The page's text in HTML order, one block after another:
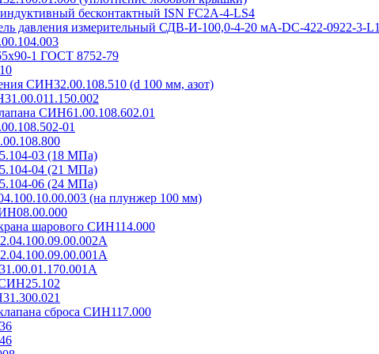
бесконтактный ISN FC2A-4-LS4
давления измерительный СДВ-И-100,0-4-20 мА-DC-422-0922-3-L1
1 ГОСТ 8752-79
СИН32.00.108.510 (d 100 мм, азот)
СИН61.00.108.602.01
01
03 (18 МПа)
04 (21 МПа)
06 (24 МПа)
(на плунжер 100 мм)
шарового СИН114.000
сброса СИН117.000